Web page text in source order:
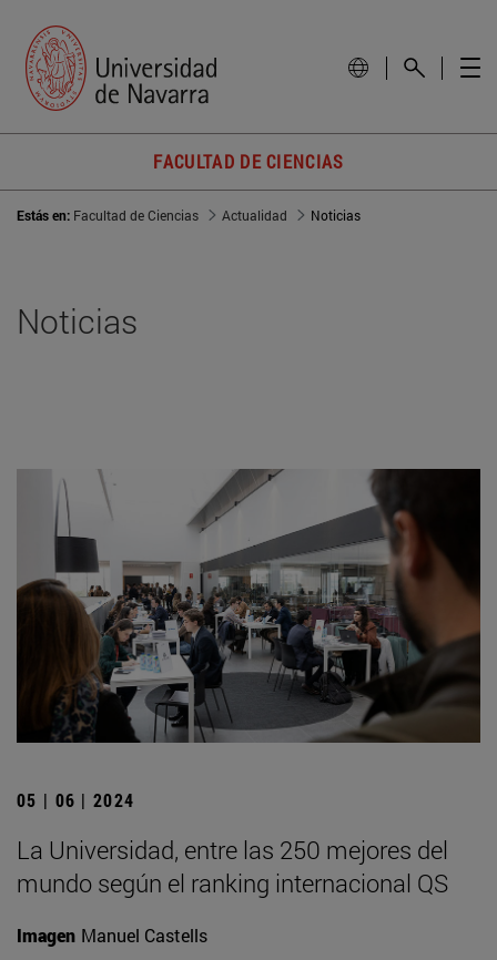
FACULTAD DE CIENCIAS
Estás en: Facultad de Ciencias Actualidad Noticias
Noticias
05 | 06 | 2024
La Universidad, entre las 250 mejores del
mundo según el ranking internacional QS
Imagen Manuel Castells